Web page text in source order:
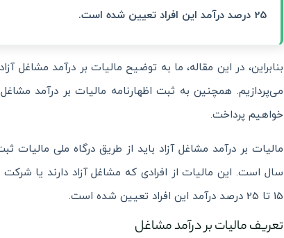
25 درصد درآمد این افراد تعیین شده است.
بنابراین، در این مقاله، ما به توضیح مالیات بر درآمد مشاغل
می‌پردازیم. همچنین به ثبت اظهارنامه مالیات بر درآمد
خواهیم پرداخت.
سال است. این مالیات از افرادی که مشاغل آزاد دارند یا
15 تا 25 درصد درآمد این افراد تعیین شده است.
تعریف مالیات بر درآمد مشاغل